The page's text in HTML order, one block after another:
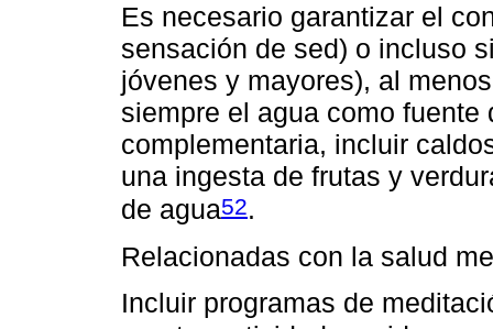
Es necesario garantizar el
sensación de sed) o incluso
jóvenes y mayores), al
siempre el agua como fuente
complementaria, incluir
una ingesta de frutas y
de agua52.
Relacionadas con la salud
Incluir programas de